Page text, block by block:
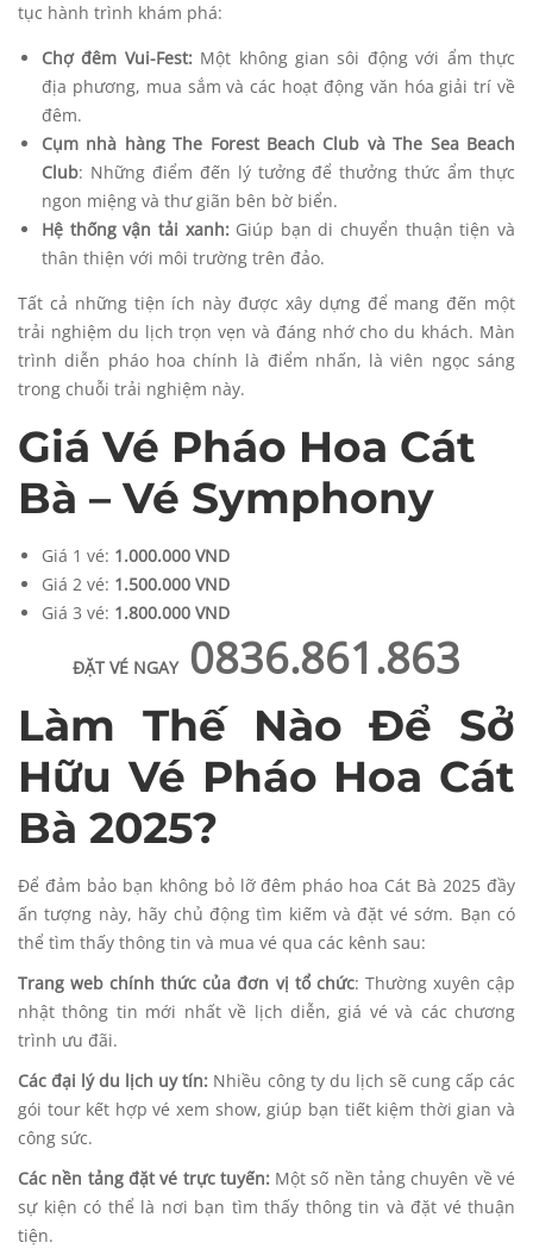
tục hành trình khám phá:
Chợ đêm Vui-Fest:Một không gian sôi động với ẩm thực
địa phương, mua sắm và các hoạt động văn hóa giải trí về
đêm.
Cụm nhà hàng The Forest Beach Club và The Sea Beach
Club: Những điểm đến lý tưởng để thưởng thức ẩm thực
ngon miệng và thư giãn bên bờ biển.
Hệ thống vận tải xanh:Giúp bạn di chuyển thuận tiện và
thân thiện với môi trường trên đảo.
Tất cả những tiện ích này được xây dựng để mang đến một
trải nghiệm du lịch trọn vẹn và đáng nhớ cho du khách. Màn
trình diễn pháo hoa chính là điểm nhấn, là viên ngọc sáng
trong chuỗi trải nghiệm này.
Giá Vé Pháo Hoa Cát
Bà – Vé Symphony
Giá 1 vé: 1.000.000 VND
Giá 2 vé: 1.500.000 VND
Giá 3 vé: 1.800.000 VND
ĐẶT VÉ NGAY 0836.861.863
Làm Thế Nào Để Sở
Hữu Vé Pháo Hoa Cát
Bà 2025?
Để đảm bảo bạn không bỏ lỡ đêm pháo hoa Cát Bà 2025 đầy
ấn tượng này, hãy chủ động tìm kiếm và đặt vé sớm. Bạn có
thể tìm thấy thông tin và mua vé qua các kênh sau:
Trang web chính thức của đơn vị tổ chức: Thường xuyên cập
nhật thông tin mới nhất về lịch diễn, giá vé và các chương
trình ưu đãi.
Các đại lý du lịch uy tín: Nhiều công ty du lịch sẽ cung cấp các
gói tour kết hợp vé xem show, giúp bạn tiết kiệm thời gian và
công sức.
Các nền tảng đặt vé trực tuyến:Một số nền tảng chuyên về vé
sự kiện có thể là nơi bạn tìm thấy thông tin và đặt vé thuận
tiện.